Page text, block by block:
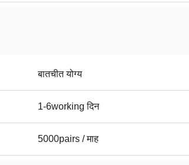
बातचीत योग्य
1-6working दिन
5000pairs / माह